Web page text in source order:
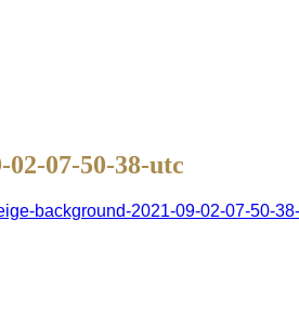
07-50-38-utc
background-2021-09-02-07-50-